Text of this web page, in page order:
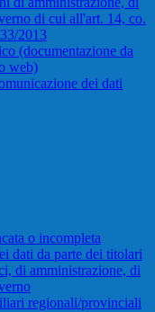
di cui all'art. 14, co.
2013
(documentazione da
web)
dei dati
o incompleta
dati da parte dei titolari
di amministrazione, di
regionali/provinciali